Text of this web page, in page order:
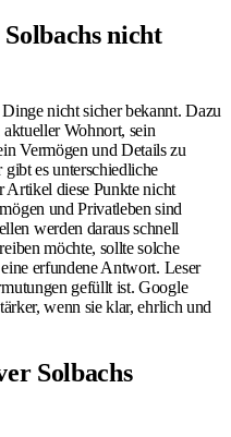
nicht
nicht sicher bekannt. Dazu
aktueller Wohnort, sein
Vermögen und Details zu
es unterschiedliche
Artikel diese Punkte nicht
und Privatleben sind
werden daraus schnell
möchte, sollte solche
erfundene Antwort. Leser
gefüllt ist. Google
wenn sie klar, ehrlich und
Solbachs